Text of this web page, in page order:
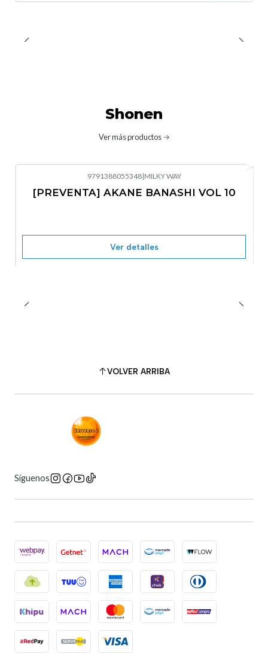
Shonen
Ver más productos
No disponible
9791388055348|MILKY WAY
[PREVENTA] AKANE BANASHI VOL 10
Ver detalles
VOLVER ARRIBA
Síguenos